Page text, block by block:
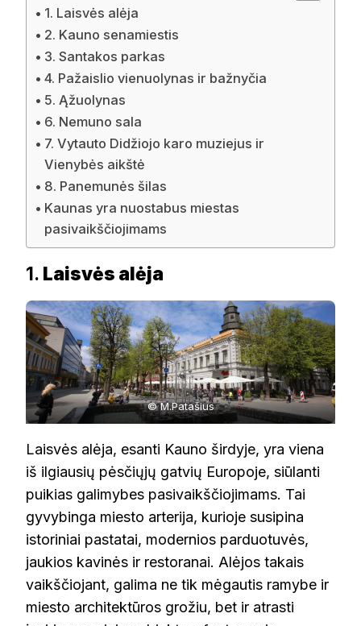
1. Laisvės alėja
2. Kauno senamiestis
3. Santakos parkas
4. Pažaislio vienuolynas ir bažnyčia
5. Ąžuolynas
6. Nemuno sala
7. Vytauto Didžiojo karo muziejus ir
Vienybės aikštė
8. Panemunės šilas
Kaunas yra nuostabus miestas
pasivaikščiojimams
1. Laisvės alėja
© M.Patašius
Laisvės alėja, esanti Kauno širdyje, yra viena
iš ilgiausių pėsčiųjų gatvių Europoje, siūlanti
puikias galimybes pasivaikščiojimams. Tai
gyvybinga miesto arterija, kurioje susipina
istoriniai pastatai, modernios parduotuvės,
jaukios kavinės ir restoranai. Alėjos takais
vaikščiojant, galima ne tik mėgautis ramybe ir
miesto architektūros grožiu, bet ir atrasti